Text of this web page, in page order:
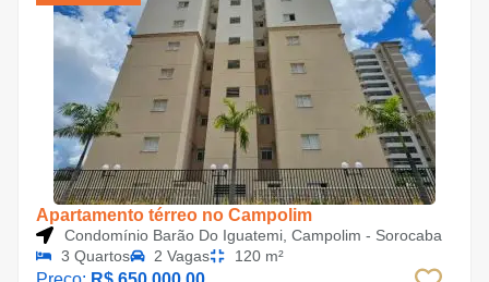
Apartamento térreo no Campolim
Condomínio Barão Do Iguatemi, Campolim - Sorocaba
3 Quartos
2 Vagas 120 m²